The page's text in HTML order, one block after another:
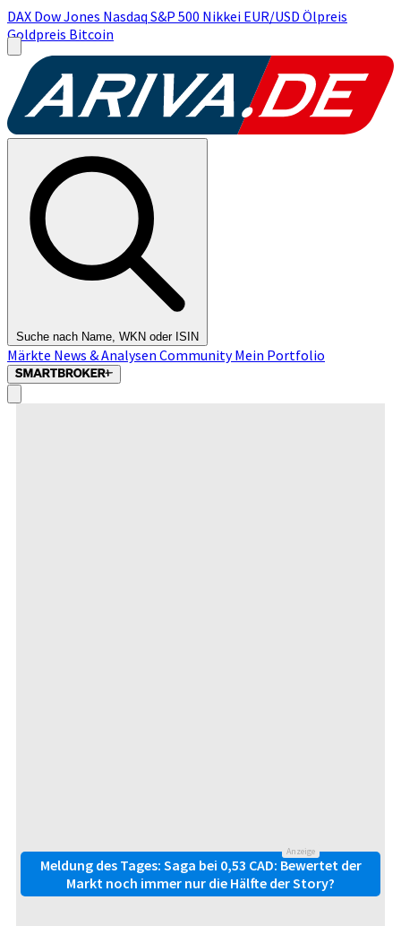
DAX Dow Jones Nasdaq S&P 500 Nikkei EUR/USD Ölpreis
Goldpreis Bitcoin
Suche nach Name, WKN oder ISIN
Märkte News & Analysen CommunityMein Portfolio
Anzeige
Meldung des Tages: Saga bei 0,53 CAD: Bewertet der
Markt noch immer nur die Hälfte der Story?